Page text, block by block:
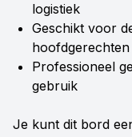
logistiek
Geschikt voor
hoofdgerechten
Professioneel
gebruik
Je kunt dit bord